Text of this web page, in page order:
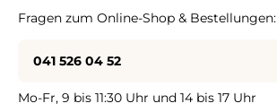
Fragen zum Online-Shop & Bestellungen:
041 526 04 52
Mo-Fr, 9 bis 11:30 Uhr und 14 bis 17 Uhr